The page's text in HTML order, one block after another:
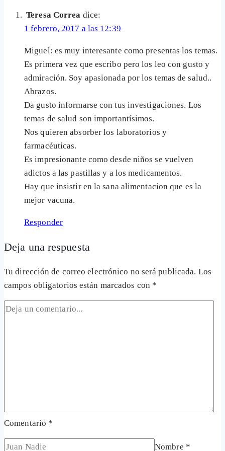
Teresa Correa dice:
1 febrero, 2017 a las 12:39
Miguel: es muy interesante como presentas los temas.
Es primera vez que escribo pero los leo con gusto y
admiración. Soy apasionada por los temas de salud..
Abrazos.
Da gusto informarse con tus investigaciones. Los
temas de salud son importantísimos.
Nos quieren absorber los laboratorios y
farmacéuticas.
Es impresionante como desde niños se vuelven
adictos a las pastillas y a los medicamentos.
Hay que insistir en la sana alimentacion que es la
mejor vacuna.
Responder
Deja una respuesta
Tu dirección de correo electrónico no será publicada. Los
campos obligatorios están marcados con *
Comentario *
Nombre *